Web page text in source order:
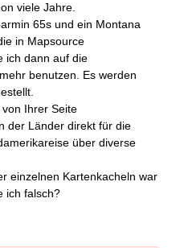
viele Jahre.
65s und ein Montana
in Mapsource
ich dann auf die
benutzen. Es werden
Ihrer Seite
der Länder direkt für die
über diverse
einzelnen Kartenkacheln war
ich falsch?